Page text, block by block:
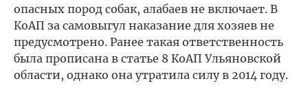
опасных пород собак, алабаев не включает. В
КoАП за самовыгул наказание для хозяев не
предусмотрено. Ранее такая ответственность
была прописана в статье 8 КoАП Ульяновской
области, однако она утратила силу в 2014 году.